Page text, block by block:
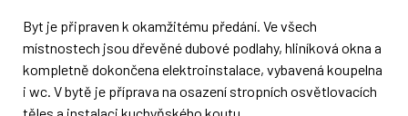
Byt je připraven k okamžitému předání. Ve všech
místnostech jsou dřevěné dubové podlahy, hliníková okna a
kompletně dokončena elektroinstalace, vybavená koupelna
i wc. V bytě je příprava na osazení stropních osvětlovacích